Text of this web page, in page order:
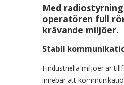
Med
operatören full
krävande miljöer.
Stabil
I industriella miljöer är
innebär att